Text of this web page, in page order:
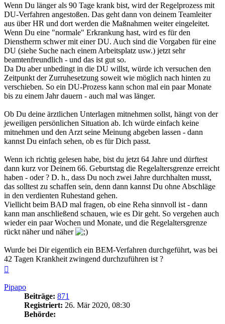
Wenn Du länger als 90 Tage krank bist, wird der Regelprozess mit
DU-Verfahren angestoßen. Das geht dann von deinem Teamleiter
aus über HR und dort werden die Maßnahmen weiter eingeleitet.
Wenn Du eine "normale" Erkrankung hast, wird es für den
Dienstherrn schwer mit einer DU. Auch sind die Vorgaben für eine
DU (siehe Suche nach einem Arbeitsplatz usw.) jetzt sehr
beamtenfreundlich - und das ist gut so.
Da Du aber unbedingt in die DU willst, würde ich versuchen den
Zeitpunkt der Zurruhesetzung soweit wie möglich nach hinten zu
verschieben. So ein DU-Prozess kann schon mal ein paar Monate
bis zu einem Jahr dauern - auch mal was länger.
Ob Du deine ärztlichen Unterlagen mitnehmen sollst, hängt von der
jeweiligen persönlichen Situation ab. Ich würde einfach keine
mitnehmen und den Arzt seine Meinung abgeben lassen - dann
kannst Du einfach sehen, ob es für Dich passt.
Wenn ich richtig gelesen habe, bist du jetzt 64 Jahre und dürftest
dann kurz vor Deinem 66. Geburtstag die Regelaltersgrenze erreicht
haben - oder ? D. h., dass Du noch zwei Jahre durchhalten musst,
das solltest zu schaffen sein, denn dann kannst Du ohne Abschläge
in den verdienten Ruhestand gehen.
Viellicht beim BAD mal fragen, ob eine Reha sinnvoll ist - dann
kann man anschließend schauen, wie es Dir geht. So vergehen auch
wieder ein paar Wochen und Monate, und die Regelaltersgrenze
rückt näher und näher
Wurde bei Dir eigentlich ein BEM-Verfahren durchgeführt, was bei
42 Tagen Krankheit zwingend durchzuführen ist ?
Pipapo
Beiträge: 871
Registriert: 26. Mär 2020, 08:30
Behörde: